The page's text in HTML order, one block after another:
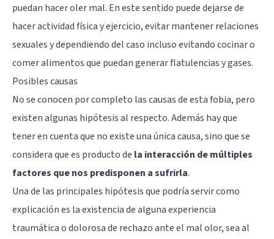
puedan hacer oler mal. En este sentido puede dejarse de
hacer actividad física y ejercicio, evitar mantener relaciones
sexuales y dependiendo del caso incluso evitando cocinar o
comer alimentos que puedan generar flatulencias y gases.
Posibles causas
No se conocen por completo las causas de esta fobia, pero
existen algunas hipótesis al respecto. Además hay que
tener en cuenta que no existe una única causa, sino que se
considera que es producto de la interacción de múltiples
factores que nos predisponen a sufrirla.
Una de las principales hipótesis que podría servir como
explicación es la existencia de alguna experiencia
traumática o dolorosa de rechazo ante el mal olor, sea al